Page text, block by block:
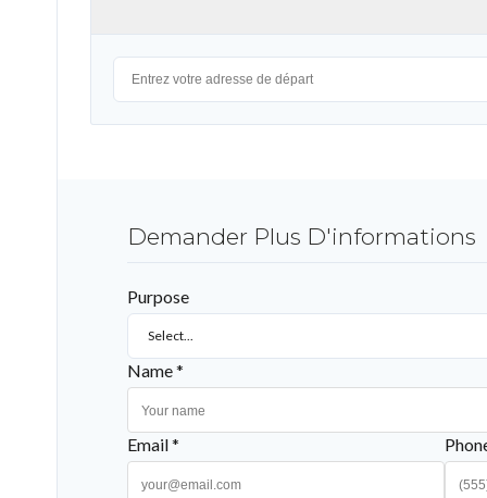
Demander Plus D'informations
Purpose
Select...
Name *
Email *